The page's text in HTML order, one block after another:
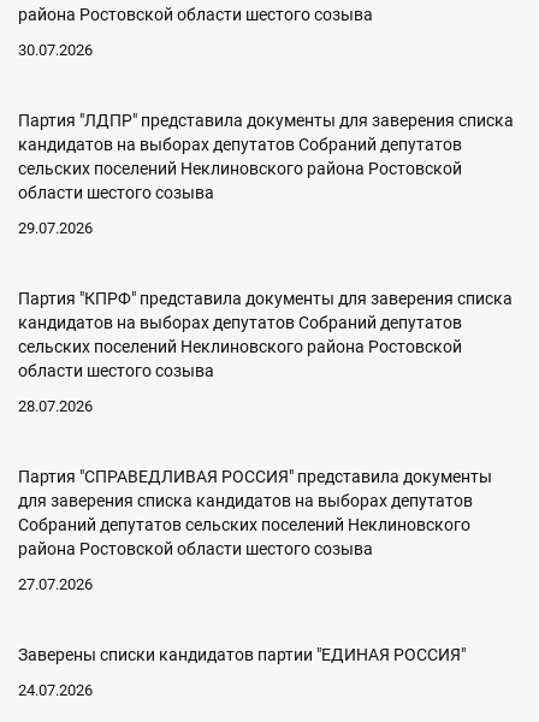
района Ростовской области шестого созыва
30.07.2026
Партия "ЛДПР" представила документы для заверения списка
кандидатов на выборах депутатов Собраний депутатов
сельских поселений Неклиновского района Ростовской
области шестого созыва
29.07.2026
Партия "КПРФ" представила документы для заверения списка
кандидатов на выборах депутатов Собраний депутатов
сельских поселений Неклиновского района Ростовской
области шестого созыва
28.07.2026
Партия "СПРАВЕДЛИВАЯ РОССИЯ" представила документы
для заверения списка кандидатов на выборах депутатов
Собраний депутатов сельских поселений Неклиновского
района Ростовской области шестого созыва
27.07.2026
Заверены списки кандидатов партии "ЕДИНАЯ РОССИЯ"
24.07.2026